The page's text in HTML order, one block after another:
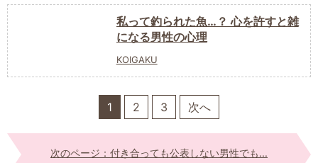
私って釣られた魚…？ 心を許すと雑
になる男性の心理
KOIGAKU
1 2 3 次へ
次のページ：付き合っても公表しない男性でも...